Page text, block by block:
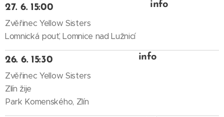
27. 6. 15:00
Zvěřinec Yellow Sisters
Lomnická pouť, Lomnice nad Lužnicí
info
26. 6. 15:30
Zvěřinec Yellow Sisters
Zlín žije
Park Komenského, Zlín
info